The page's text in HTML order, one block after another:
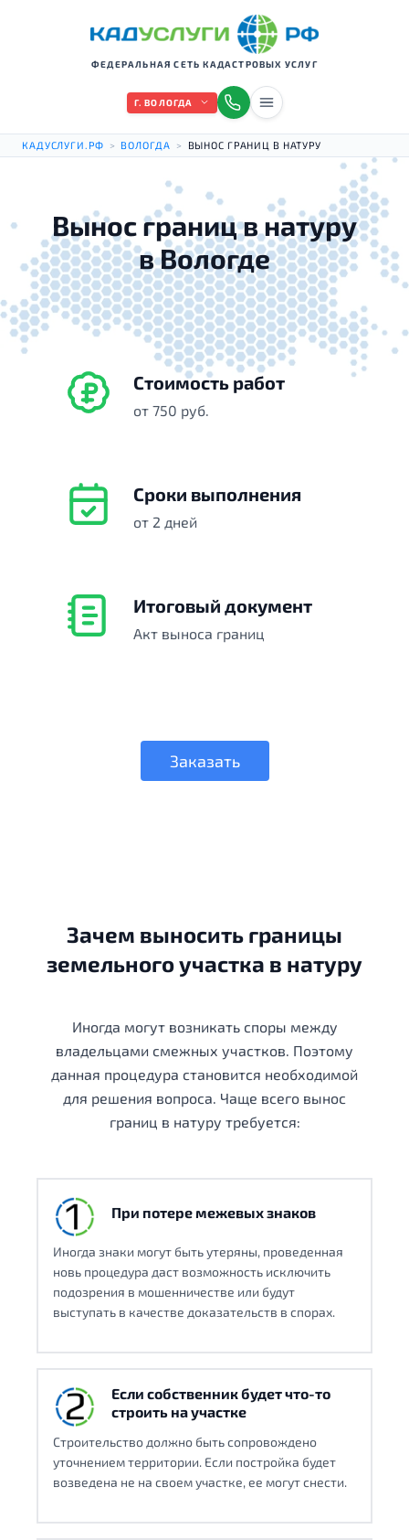
ФЕДЕРАЛЬНАЯ СЕТЬ КАДАСТРОВЫХ УСЛУГ
Г. ВОЛОГДА
КАДУСЛУГИ.РФ > ВОЛОГДА > ВЫНОС ГРАНИЦ В НАТУРУ
Вынос границ в натуру
в Вологде
Стоимость работ
от 750 руб.
Сроки выполнения
от 2 дней
Итоговый документ
Акт выноса границ
Заказать
Зачем выносить границы
земельного участка в натуру
Иногда могут возникать споры между
владельцами смежных участков. Поэтому
данная процедура становится необходимой
для решения вопроса. Чаще всего вынос
границ в натуру требуется:
При потере межевых знаков
Иногда знаки могут быть утеряны, проведенная
новь процедура даст возможность исключить
подозрения в мошенничестве или будут
выступать в качестве доказательств в спорах.
Если собственник будет что-то
строить на участке
Строительство должно быть сопровождено
уточнением территории. Если постройка будет
возведена не на своем участке, ее могут снести.